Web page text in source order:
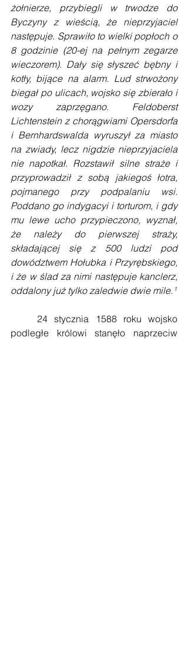
żołnierze, przybiegli w trwodze do
Byczyny z wieścią, że nieprzyjaciel
następuje. Sprawiło to wielki popłoch o
8 godzinie (20-ej na pełnym zegarze
wieczorem). Dały się słyszeć bębny i
kotły, bijące na alarm. Lud strwożony
biegał po ulicach, wojsko się zbierało i
wozy zaprzęgano. Feldoberst
Lichtenstein z chorągwiami Opersdorfa
i Bernhardswalda wyruszył za miasto
na zwiady, lecz nigdzie nieprzyjaciela
nie napotkał. Rozstawił silne straże i
przyprowadził z sobą jakiegoś łotra,
pojmanego przy podpalaniu wsi.
Poddano go indygacyi i torturom, i gdy
mu lewe ucho przypieczono, wyznał,
że należy do pierwszej straży,
składającej się z 500 ludzi pod
dowództwem Hołubka i Przyrębskiego,
i że w ślad za nimi następuje kanclerz,
oddalony już tylko zaledwie dwie mile.¹
podległe królowi stanęło naprzeciw